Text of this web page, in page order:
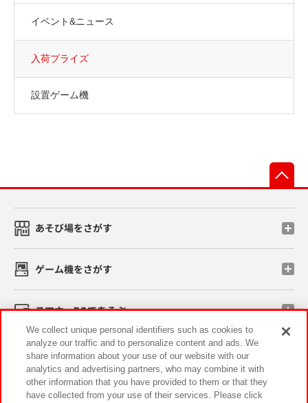
イベント&ニュース
入荷プライズ
設置ゲーム機
あそび場をさがす
ゲーム機をさがす
スマホ・PCであそぶ
イベント・キャンペーン
We collect unique personal identifiers such as cookies to
analyze our traffic and to personalize content and ads. We
share information about your use of our website with our
analytics and advertising partners, who may combine it with
other information that you have provided to them or that they
have collected from your use of their services. Please click